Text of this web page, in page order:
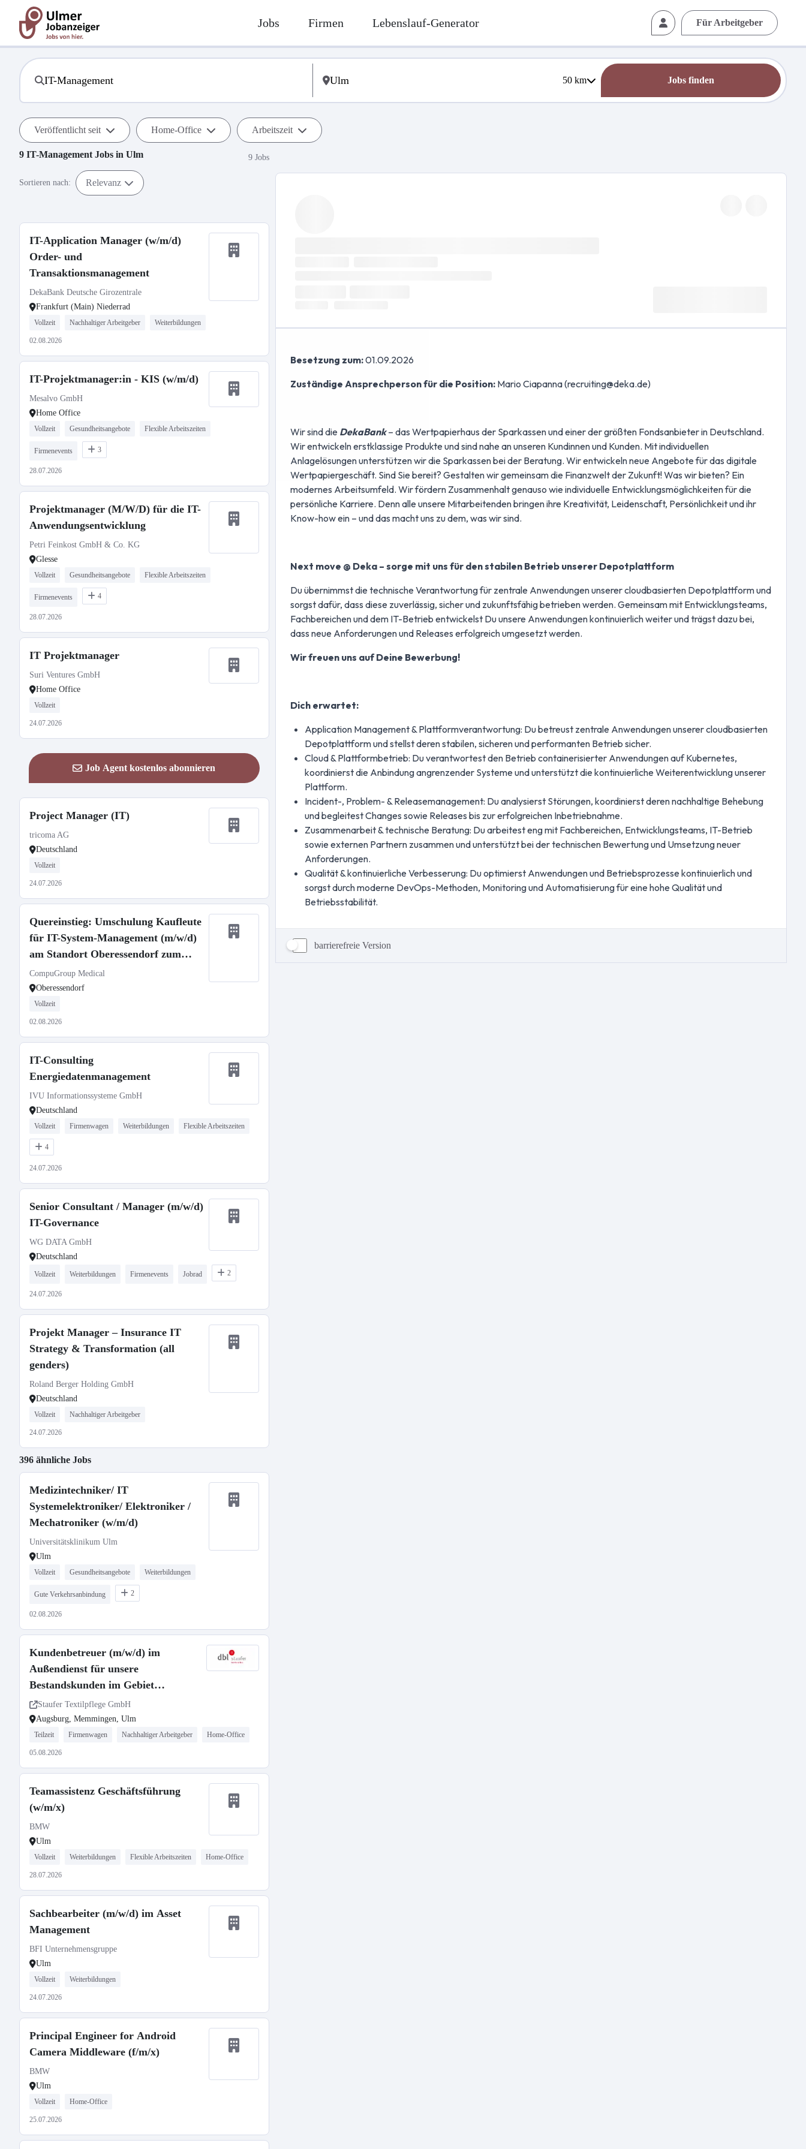
Jobs Firmen Lebenslauf-Generator Für Arbeitgeber
50km Jobs finden
Veröffentlicht seit Home-Office Arbeitszeit
9 IT-Management Jobs in Ulm 9 Jobs
Sortieren nach: Relevanz
IT-Application Manager (w/m/d)
Order- und
Transaktionsmanagement
DekaBank Deutsche Girozentrale
Frankfurt (Main) Niederrad
Vollzeit Nachhaltiger Arbeitgeber Weiterbildungen
02.08.2026
IT-Projektmanager:in - KIS (w/m/d)
Mesalvo GmbH
Home Office
Vollzeit Gesundheitsangebote Flexible Arbeitszeiten
Firmenevents 3
28.07.2026
Projektmanager (M/W/D) für die IT-
Anwendungsentwicklung
Petri Feinkost GmbH & Co. KG
Glesse
Vollzeit Gesundheitsangebote Flexible Arbeitszeiten
Firmenevents 4
28.07.2026
IT Projektmanager
Suri Ventures GmbH
Home Office
Vollzeit
24.07.2026
Job Agent kostenlos abonnieren
Project Manager (IT)
tricoma AG
Deutschland
Vollzeit
24.07.2026
Quereinstieg: Umschulung Kaufleute
für IT-System-Management (m/w/d)
am Standort Oberessendorf zum
01.09.2026
CompuGroup Medical
Oberessendorf
Vollzeit
02.08.2026
IT-Consulting
Energiedatenmanagement
IVU Informationssysteme GmbH
Deutschland
Vollzeit Firmenwagen Weiterbildungen Flexible Arbeitszeiten
4
24.07.2026
Senior Consultant / Manager (m/w/d)
IT-Governance
WG DATA GmbH
Deutschland
Vollzeit Weiterbildungen Firmenevents Jobrad 2
24.07.2026
Projekt Manager – Insurance IT
Strategy & Transformation (all
genders)
Roland Berger Holding GmbH
Deutschland
Vollzeit Nachhaltiger Arbeitgeber
24.07.2026
396 ähnliche Jobs
Medizintechniker/ IT
Systemelektroniker/ Elektroniker /
Mechatroniker (w/m/d)
Universitätsklinikum Ulm
Ulm
Vollzeit Gesundheitsangebote Weiterbildungen
Gute Verkehrsanbindung 2
02.08.2026
Kundenbetreuer (m/w/d) im
Außendienst für unsere
Bestandskunden im Gebiet
Augsburg, Memmingen und Ulm
Staufer Textilpflege GmbH
Augsburg, Memmingen, Ulm
Teilzeit Firmenwagen Nachhaltiger Arbeitgeber Home-Office
05.08.2026
Teamassistenz Geschäftsführung
(w/m/x)
BMW
Ulm
Vollzeit Weiterbildungen Flexible Arbeitszeiten Home-Office
28.07.2026
Sachbearbeiter (m/w/d) im Asset
Management
BFI Unternehmensgruppe
Ulm
Vollzeit Weiterbildungen
24.07.2026
Principal Engineer for Android
Camera Middleware (f/m/x)
BMW
Ulm
Vollzeit Home-Office
25.07.2026
barrierefreie Version